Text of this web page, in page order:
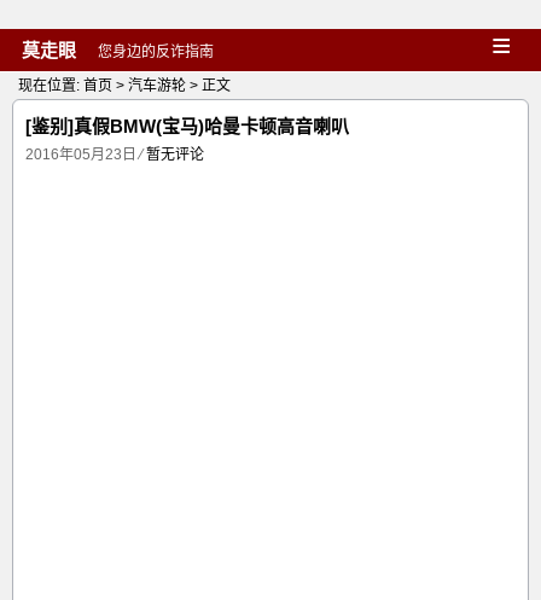
莫走眼 您身边的反诈指南 ≡
现在位置: 首页 > 汽车游轮 > 正文
[鉴别]真假BMW(宝马)哈曼卡顿高音喇叭
2016年05月23日 ⁄暂无评论